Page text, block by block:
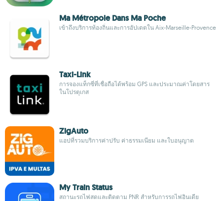
Ma Métropole Dans Ma Poche
เข้าถึงบริการท้องถิ่นและการอัปเดตใน Aix-Marseille-Provence
Taxi-Link
การจองแท็กซี่ที่เชื่อถือได้พร้อม GPS และประมาณค่าโดยสาร
ในโปรตุเกส
ZigAuto
แอปที่รวมบริการค่าปรับ ค่าธรรมเนียม และใบอนุญาต
My Train Status
สถานะรถไฟสดและติดตาม PNR สำหรับการรถไฟอินเดีย